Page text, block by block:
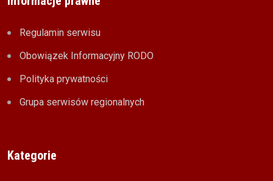
Regulamin serwisu
Obowiązek Informacyjny RODO
Polityka prywatności
Grupa serwisów regionalnych
Kategorie